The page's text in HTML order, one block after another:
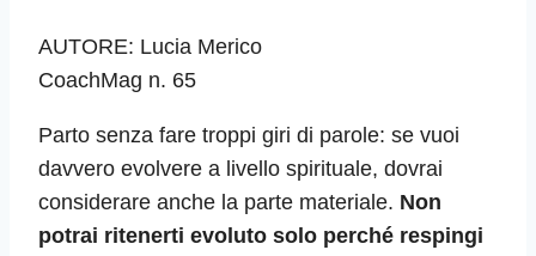
AUTORE: Lucia Merico
CoachMag n. 65
Parto senza fare troppi giri di parole: se vuoi
davvero evolvere a livello spirituale, dovrai
considerare anche la parte materiale. Non
potrai ritenerti evoluto solo perché respingi